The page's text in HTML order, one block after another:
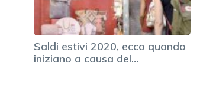
Saldi estivi 2020, ecco quando
iniziano a causa del…